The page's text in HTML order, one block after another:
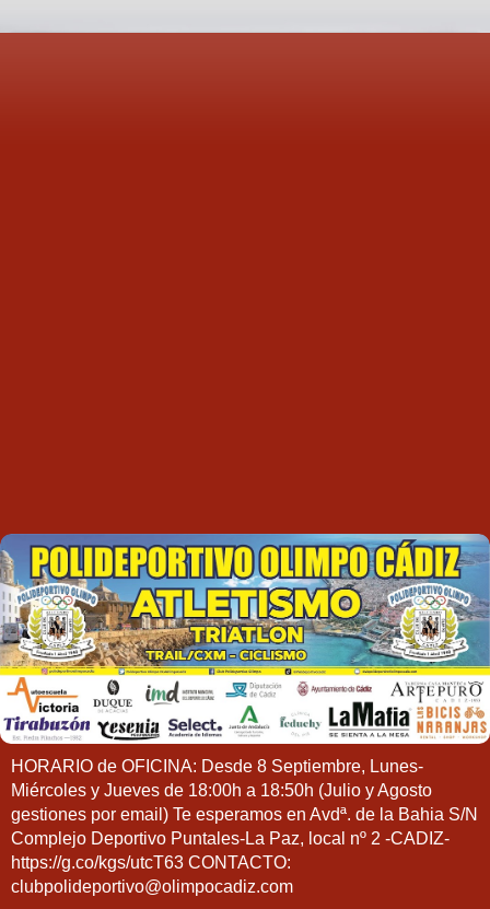
HORARIO de OFICINA: Desde 8 Septiembre, Lunes-
Miércoles y Jueves de 18:00h a 18:50h (Julio y Agosto
gestiones por email) Te esperamos en Avdª. de la Bahia S/N
Complejo Deportivo Puntales-La Paz, local nº 2 -CADIZ-
https://g.co/kgs/utcT63 CONTACTO:
clubpolideportivo@olimpocadiz.com